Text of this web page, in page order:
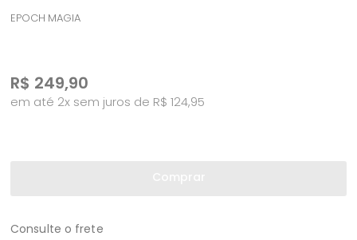
EPOCH MAGIA
R$ 249,90
em até 2x sem juros de R$ 124,95
Consulte o frete